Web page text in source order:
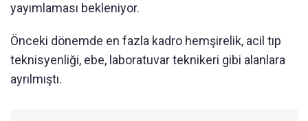
yayımlaması bekleniyor.
Önceki dönemde en fazla kadro hemşirelik, acil tıp
teknisyenliği, ebe, laboratuvar teknikeri gibi alanlara
ayrılmıştı.